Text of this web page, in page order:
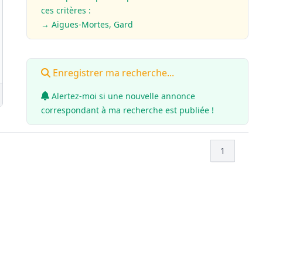
ces critères :
→ Aigues-Mortes, Gard
Enregistrer ma recherche...
Alertez-moi si une nouvelle annonce
correspondant à ma recherche est publiée !
1